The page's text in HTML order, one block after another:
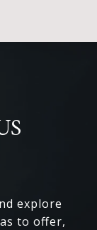
explore
to offer,